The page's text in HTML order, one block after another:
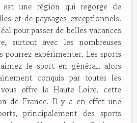
une région qui regorge de
et de paysages exceptionnels.
pour passer de belles vacances
surtout avec les nombreuses
pourrez expérimenter. Les sports
le sport en général, alors
conquis par toutes les
offre la Haute Loire, cette
de France. Il y a en effet une
principalement des sports